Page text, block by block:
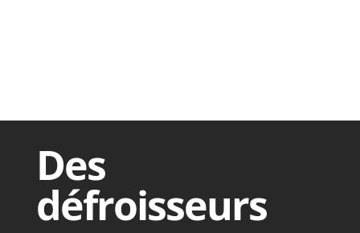
Des
défroisseurs